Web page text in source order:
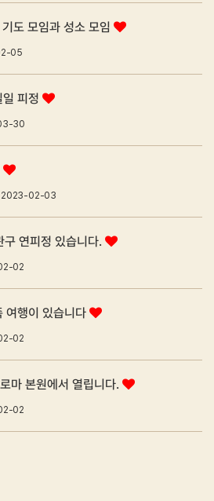
도 모임과 성소 모임
05
일 피정
30
2023-02-03
연피정 있습니다.
02
여행이 있습니다
02
마 본원에서 열립니다.
02